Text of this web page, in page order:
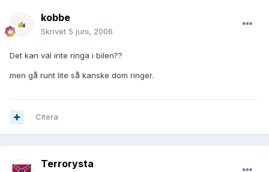
kobbe
Skrivet 5 juni, 2006
Det kan väl inte ringa i bilen??
men gå runt lite så kanske dom ringer.
Citera
Terrorysta